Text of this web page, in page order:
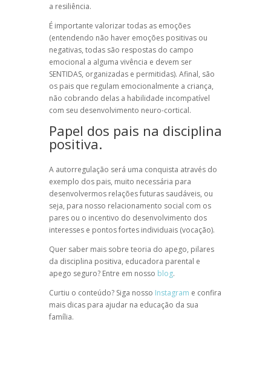
a resiliência.
É importante valorizar todas as emoções
(entendendo não haver emoções positivas ou
negativas, todas são respostas do campo
emocional a alguma vivência e devem ser
SENTIDAS, organizadas e permitidas). Afinal, são
os pais que regulam emocionalmente a criança,
não cobrando delas a habilidade incompatível
com seu desenvolvimento neuro-cortical.
Papel dos pais na disciplina
positiva.
A autorregulação será uma conquista através do
exemplo dos pais, muito necessária para
desenvolvermos relações futuras saudáveis, ou
seja, para nosso relacionamento social com os
pares ou o incentivo do desenvolvimento dos
interesses e pontos fortes individuais (vocação).
Quer saber mais sobre teoria do apego, pilares
da disciplina positiva, educadora parental e
apego seguro? Entre em nosso blog.
Curtiu o conteúdo? Siga nosso Instagram e confira
mais dicas para ajudar na educação da sua
família.